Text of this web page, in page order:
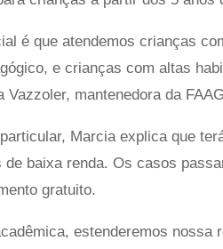
é que atendemos crianças
e crianças com altas
Vazzoler, mantenedora da
Marcia explica que
baixa renda. Os casos
gratuito.
estenderemos